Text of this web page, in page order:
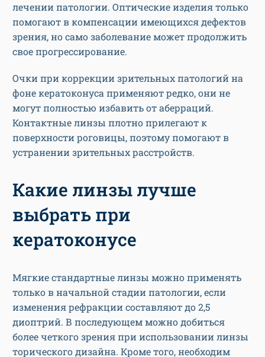
лечении патологии. Оптические изделия только
помогают в компенсации имеющихся дефектов
зрения, но само заболевание может продолжить
свое прогрессирование.
Очки при коррекции зрительных патологий на
фоне кератоконуса применяют редко, они не
могут полностью избавить от аберраций.
Контактные линзы плотно прилегают к
поверхности роговицы, поэтому помогают в
устранении зрительных расстройств.
Какие линзы лучше
выбрать при
кератоконусе
Мягкие стандартные линзы можно применять
только в начальной стадии патологии, если
изменения рефракции составляют до 2,5
диоптрий. В последующем можно добиться
более четкого зрения при использовании линзы
торического дизайна. Кроме того, необходим